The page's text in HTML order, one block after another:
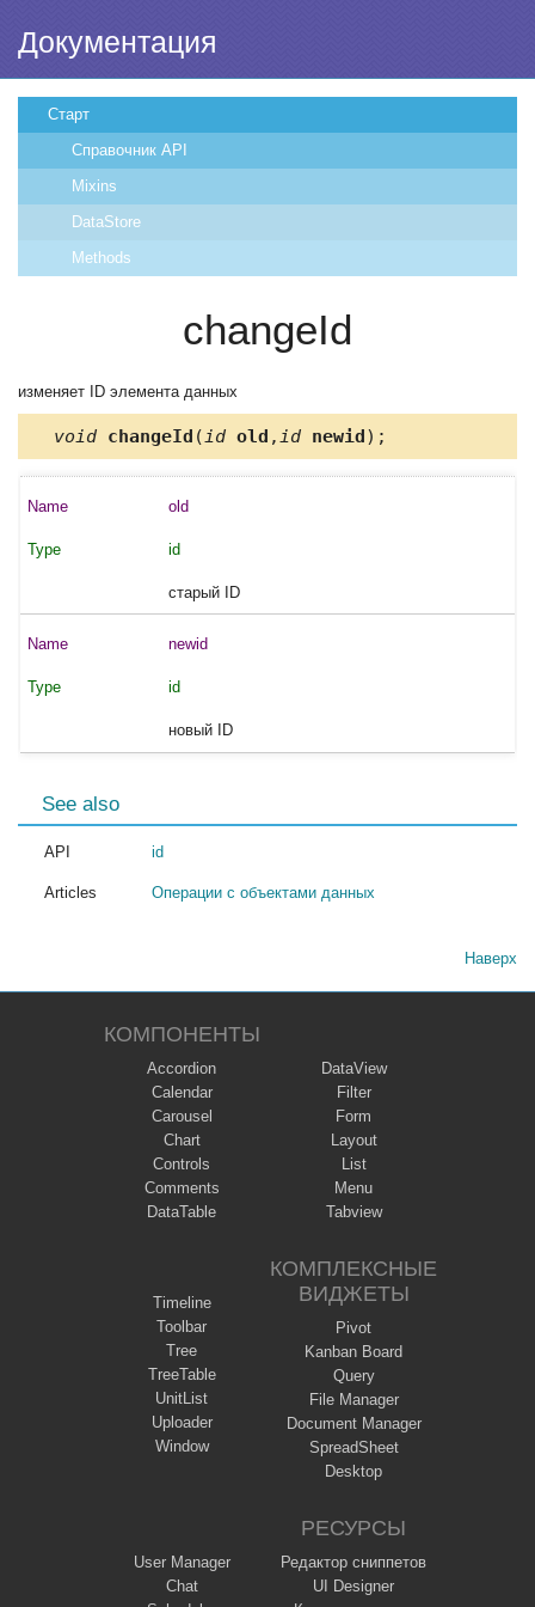
Документация
Старт
Справочник API
Mixins
DataStore
Methods
changeId
изменяет ID элемента данных
void changeId ( id old , id newid);
old
id
старый ID
newid
id
новый ID
See also
API id
Articles Операции с объектами данных
Наверх
КОМПОНЕНТЫ
Accordion
Calendar
Carousel
Chart
Controls
Comments
DataTable
DataView
Filter
Form
Layout
List
Menu
Tabview
Timeline
Toolbar
Tree
TreeTable
UnitList
Uploader
Window
КОМПЛЕКСНЫЕ
ВИДЖЕТЫ
Pivot
Kanban Board
Query
File Manager
Document Manager
SpreadSheet
Desktop
User Manager
Chat
РЕСУРСЫ
Редактор сниппетов
UI Designer